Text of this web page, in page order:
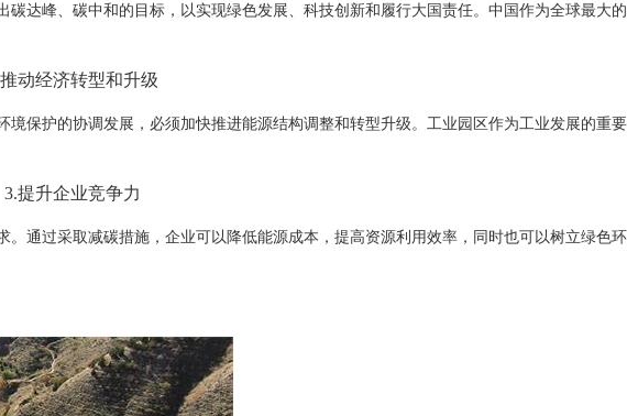
达峰、碳中和的目标，以实现绿色发展、科技创新和履行大国责任。中国作为全球最大的
推动经济转型和升级
保护的协调发展，必须加快推进能源结构调整和转型升级。工业园区作为工业发展的重要
3.提升企业竞争力
通过采取减碳措施，企业可以降低能源成本，提高资源利用效率，同时也可以树立绿色环